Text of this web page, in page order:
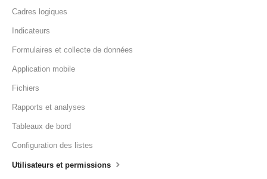
Cadres logiques
Indicateurs
Formulaires et collecte de données
Application mobile
Fichiers
Rapports et analyses
Tableaux de bord
Configuration des listes
Utilisateurs et permissions